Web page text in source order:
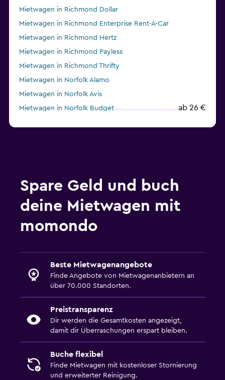
Mietwagen in Richmond Dollar
Mietwagen in Richmond Enterprise Rent-A-Car
Mietwagen in Richmond Hertz
Mietwagen in Richmond Payless
Mietwagen in Richmond Thrifty
Mietwagen in Norfolk Alamo
Mietwagen in Norfolk Avis
Mietwagen in Norfolk Budget
ab 26 €
Spare Geld und buch
deine Mietwagen mit
momondo
Beste Mietwagenangebote
Finde Angebote von Mietwagenanbietern an
über 70.000 Standorten.
Preistransparenz
Dir werden die Gesamtkosten angezeigt,
damit dir Überraschungen erspart bleiben.
Buche flexibel
Finde Mietwagen mit kostenloser Stornierung
und erweiterter Reinigung.